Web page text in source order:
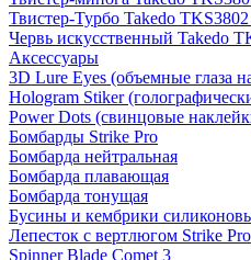
Твистер-Турбо Takedo
Червь искусственный Takedo
Аксессуары
3D Lure Eyes (объемные глаза
Hologram Stiker
Power Dots (свинцовые
Бомбарды Strike Pro
Бомбарда нейтральная
Бомбарда плавающая
Бомбарда тонущая
Бусины и кембрики
Лепесток с вертлюгом Strike Pro
Spinner Blade Comet 3